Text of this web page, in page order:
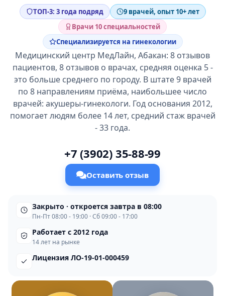
ТОП-3: 3 года подряд
9 врачей, опыт 10+ лет
Врачи 10 специальностей
Специализируется на гинекологии
Медицинский центр МедЛайн, Абакан: 8 отзывов
пациентов, 8 отзывов о врачах, средняя оценка 5 -
это больше среднего по городу. В штате 9 врачей
по 8 направлениям приёма, наибольшее число
врачей: акушеры-гинекологи. Год основания 2012,
помогает людям более 14 лет, средний стаж врачей
- 33 года.
+7 (3902) 35-88-99
Оставить отзыв
Закрыто · откроется завтра в 08:00
Пн-Пт 08:00 - 19:00 · Сб 09:00 - 17:00
Работает с 2012 года
14 лет на рынке
Лицензия ЛО-19-01-000459